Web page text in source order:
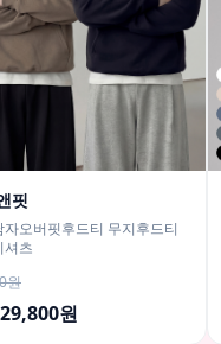
핏
자오버핏후드티 무지후드티
셔츠
원
29,800원